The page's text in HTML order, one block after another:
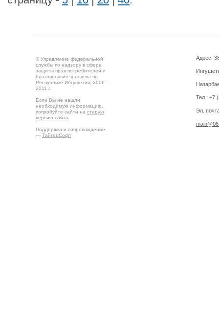
© Управление федеральной
службы по надзору в сфере
защиты прав потребителей и
благополучия человека по
Республике Ингушетия, 2006-
2011 г.
Если Вы не нашли
необходимую информацию,
попробуйте зайти на старую
версию сайта
Поддержка и сопровождение
— ТайгерСофт
Адрес:
Тел.: +7
Эл.